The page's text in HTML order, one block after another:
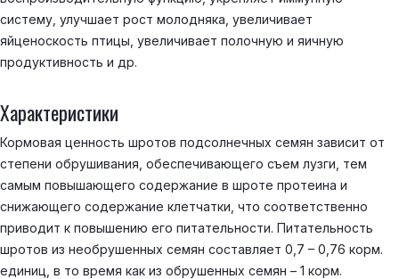
систему, улучшает рост молодняка, увеличивает
яйценоскость птицы, увеличивает полочную и яичную
продуктивность и др.
Характеристики
Кормовая ценность шротов подсолнечных семян зависит от
степени обрушивания, обеспечивающего съем лузги, тем
самым повышающего содержание в шроте протеина и
снижающего содержание клетчатки, что соответственно
приводит к повышению его питательности. Питательность
шротов из необрушенных семян составляет 0,7 – 0,76 корм.
единиц, в то время как из обрушенных семян – 1 корм.